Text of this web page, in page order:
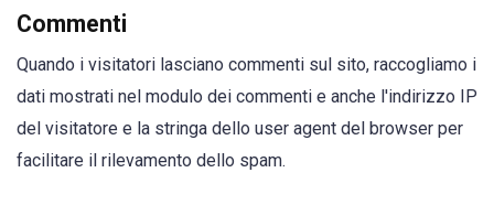
Commenti
Quando i visitatori lasciano commenti sul sito, raccogliamo i
dati mostrati nel modulo dei commenti e anche l'indirizzo IP
del visitatore e la stringa dello user agent del browser per
facilitare il rilevamento dello spam.